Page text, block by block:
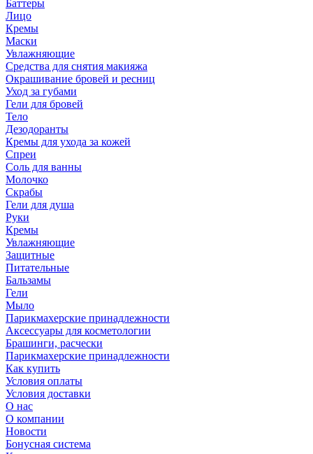
Баттеры
Лицо
Кремы
Маски
Увлажняющие
Средства для снятия макияжа
Окрашивание бровей и ресниц
Уход за губами
Гели для бровей
Тело
Дезодоранты
Кремы для ухода за кожей
Спреи
Соль для ванны
Молочко
Скрабы
Гели для душа
Руки
Кремы
Увлажняющие
Защитные
Питательные
Бальзамы
Гели
Мыло
Парикмахерские принадлежности
Аксессуары для косметологии
Брашинги, расчески
Парикмахерские принадлежности
Как купить
Условия оплаты
Условия доставки
О нас
О компании
Новости
Бонусная система